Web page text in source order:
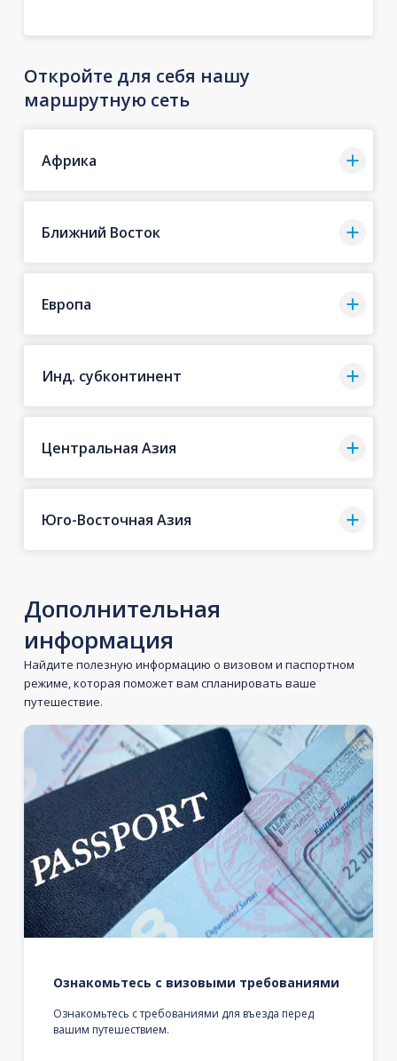
Откройте для себя нашу
маршрутную сеть
Африка
Ближний Восток
Европа
Инд. субконтинент
Центральная Азия
Юго-Восточная Азия
Дополнительная
информация
Найдите полезную информацию о визовом и паспортном
режиме, которая поможет вам спланировать ваше
путешествие.
Ознакомьтесь с визовыми требованиями
Ознакомьтесь с требованиями для въезда перед
вашим путешествием.